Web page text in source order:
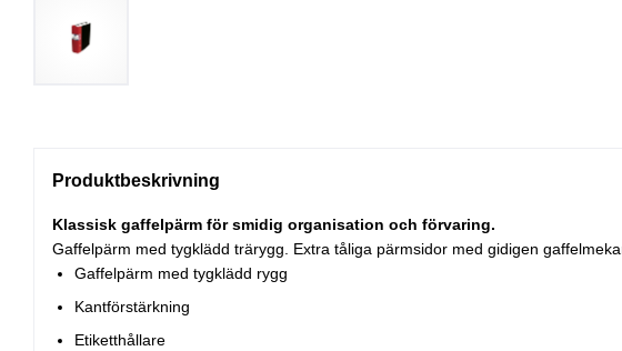
Produktbeskrivning
Klassisk gaffelpärm för smidig organisation och förvaring.
Gaffelpärm med tygklädd trärygg. Extra tåliga pärmsidor med gidigen
Gaffelpärm med tygklädd rygg
Kantförstärkning
Etiketthållare